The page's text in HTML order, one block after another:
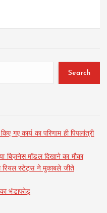
Search
गए कार्य का परिणाम ही पिपलांत्री
बिज़नेस मॉडल दिखाने का मौका
रियल स्टेट्स ने मुकाबले जीते
भंडाफोड़